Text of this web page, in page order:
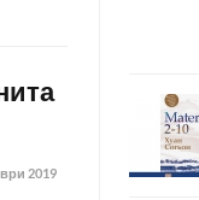
2019